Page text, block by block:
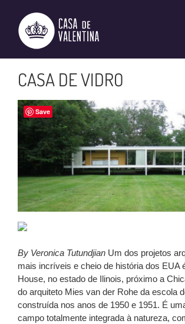
conteúdo
CASA DE VIDRO
By Veronica Tutundjian Um dos projetos
mais incríveis e cheio de história dos EUA
House, no estado de Ilinois, próximo a
do arquiteto Mies van der Rohe da escola
construída nos anos de 1950 e 1951. É
campo totalmente integrada à natureza,
Save